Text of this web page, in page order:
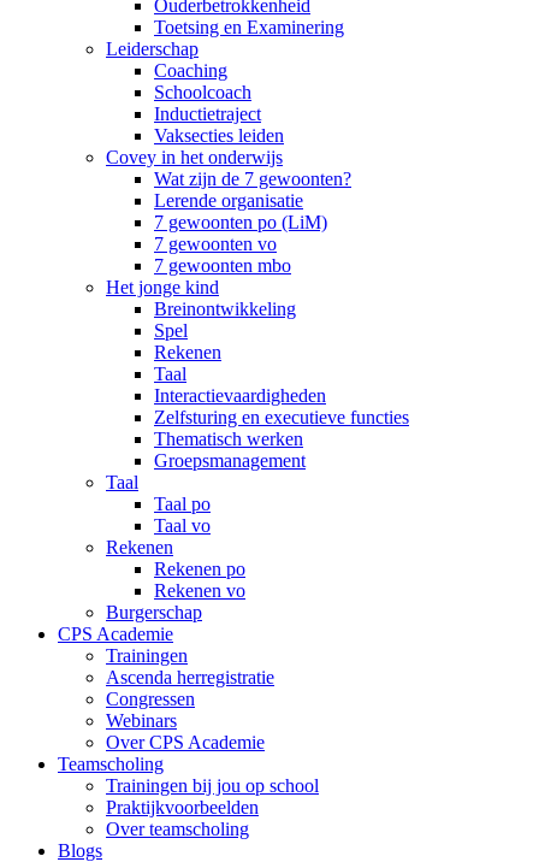
Ouderbetrokkenheid
Toetsing en Examinering
Leiderschap
Coaching
Schoolcoach
Inductietraject
Vaksecties leiden
Covey in het onderwijs
Wat zijn de 7 gewoonten?
Lerende organisatie
7 gewoonten po (LiM)
7 gewoonten vo
7 gewoonten mbo
Het jonge kind
Breinontwikkeling
Spel
Rekenen
Taal
Interactievaardigheden
Zelfsturing en executieve functies
Thematisch werken
Groepsmanagement
Taal
Taal po
Taal vo
Rekenen
Rekenen po
Rekenen vo
Burgerschap
CPS Academie
Trainingen
Ascenda herregistratie
Congressen
Webinars
Over CPS Academie
Teamscholing
Trainingen bij jou op school
Praktijkvoorbeelden
Over teamscholing
Blogs